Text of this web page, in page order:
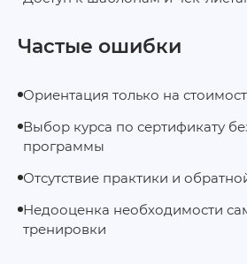
Частые ошибки
Ориентация только на
Выбор курса по сертификату
программы
Отсутствие практики и
Недооценка необходимости
тренировки